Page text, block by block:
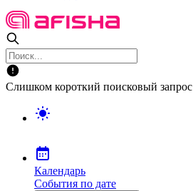
Слишком короткий поисковый запрос
Календарь
События по дате